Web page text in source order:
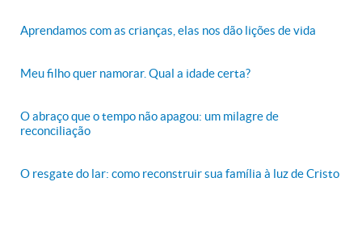
Aprendamos com as crianças, elas nos dão lições de vida
Meu filho quer namorar. Qual a idade certa?
O abraço que o tempo não apagou: um milagre de
reconciliação
O resgate do lar: como reconstruir sua família à luz de Cristo